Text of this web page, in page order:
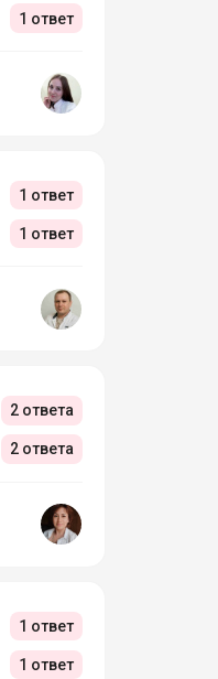
1 ответ
1 ответ
1 ответ
2 ответа
2 ответа
1 ответ
1 ответ